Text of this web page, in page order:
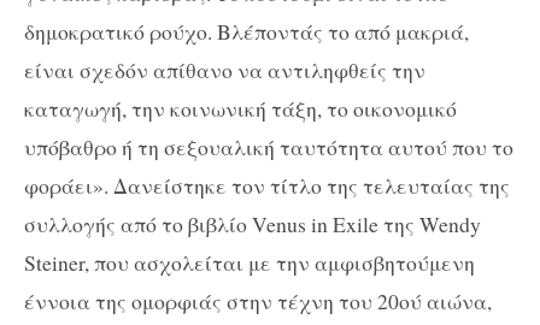
δημοκρατικό ρούχο. Βλέποντάς το από μακριά,
είναι σχεδόν απίθανο να αντιληφθείς την
καταγωγή, την κοινωνική τάξη, το οικονομικό
υπόβαθρο ή τη σεξουαλική ταυτότητα αυτού που το
φοράει». Δανείστηκε τον τίτλο της τελευταίας της
συλλογής από το βιβλίο Venus in Exile της Wendy
Steiner, που ασχολείται με την αμφισβητούμενη
έννοια της ομορφιάς στην τέχνη του 20ού αιώνα,